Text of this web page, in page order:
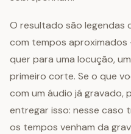
O resultado são
com tempos
quer para uma locução,
primeiro corte. Se o que
com um áudio já
entregar isso: nesse caso
os tempos venham da